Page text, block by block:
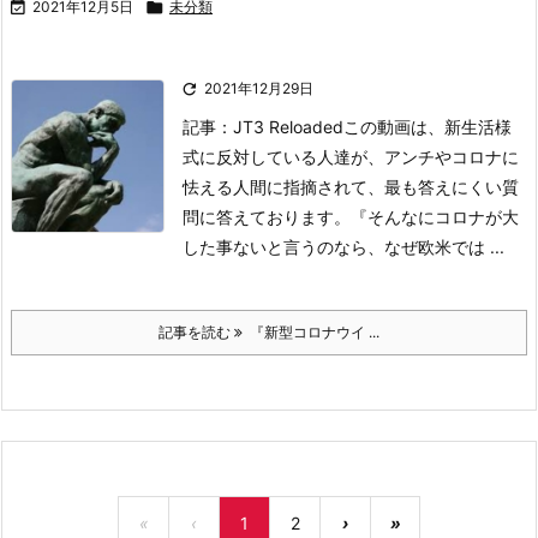
 2021年12月5日  未分類
 2021年12月29日
記事：JT3 Reloadedこの動画は、新生活様
式に反対している人達が、アンチやコロナに
怯える人間に指摘されて、最も答えにくい質
問に答えております。
『そんなにコロナが大
した事ないと言うのなら、なぜ欧米では ...
記事を読む 『新型コロナウイ ...
« ‹ 1 2 › »